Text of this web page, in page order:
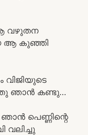
വഴുതന
ആ കുഞ്ഞി
വിജിയുടെ
ഞാൻ കണ്ടു…
പെണ്ണിന്റെ
വലിച്ചു